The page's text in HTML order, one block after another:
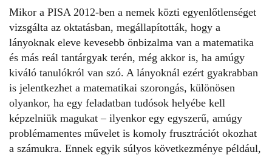
Mikor a PISA 2012-ben a nemek közti egyenlőtlenséget
vizsgálta az oktatásban, megállapították, hogy a
lányoknak eleve kevesebb önbizalma van a matematika
és más reál tantárgyak terén, még akkor is, ha amúgy
kiváló tanulókról van szó. A lányoknál ezért gyakrabban
is jelentkezhet a matematikai szorongás, különösen
olyankor, ha egy feladatban tudósok helyébe kell
képzelniük magukat – ilyenkor egy egyszerű, amúgy
problémamentes művelet is komoly frusztrációt okozhat
a számukra. Ennek egyik súlyos következménye például,